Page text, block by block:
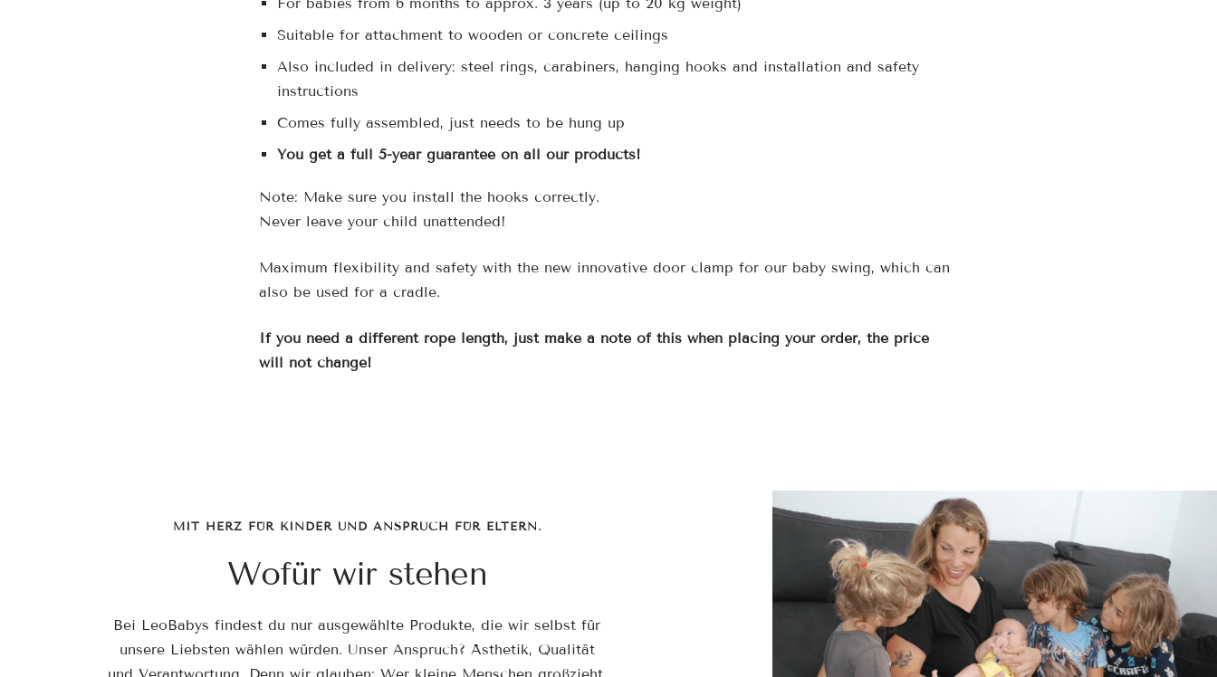
Suitable for attachment to wooden or concrete ceilings
Also included in delivery: steel rings, carabiners, hanging hooks and installation and safety
instructions
Comes fully assembled, just needs to be hung up
You get a full 5-year guarantee on all our products!
Note: Make sure you install the hooks correctly.
Never leave your child unattended!
Maximum flexibility and safety with the new innovative door clamp for our baby swing, which can
also be used for a cradle.
If you need a different rope length, just make a note of this when placing your order, the price
will not change!
MIT HERZ FÜR KINDER UND ANSPRUCH FÜR ELTERN.
Wofür wir stehen
Bei LeoBabys findest du nur ausgewählte Produkte, die wir selbst für
unsere Liebsten wählen würden. Unser Anspruch? Ästhetik, Qualität